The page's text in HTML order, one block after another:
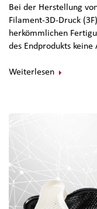
Bei der Herstellung
Filament-3D-Druck
herkömmlichen
des Endprodukts keine
Weiterlesen